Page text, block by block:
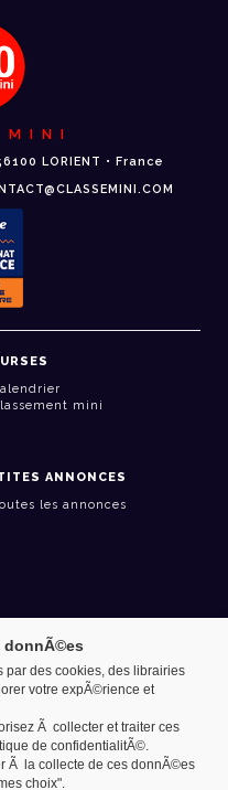
MINI
LORIENT • France
mini
ANNONCES
les annonces
numériques
donnÃ©es
des cookies, des librairies
votre expÃ©rience et
Ã collecter et traiter ces
de confidentialitÃ©.
Ã la collecte de ces donnÃ©es
choix".